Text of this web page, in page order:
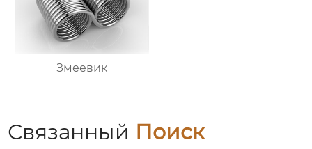
Змеевик
Связанный Поиск